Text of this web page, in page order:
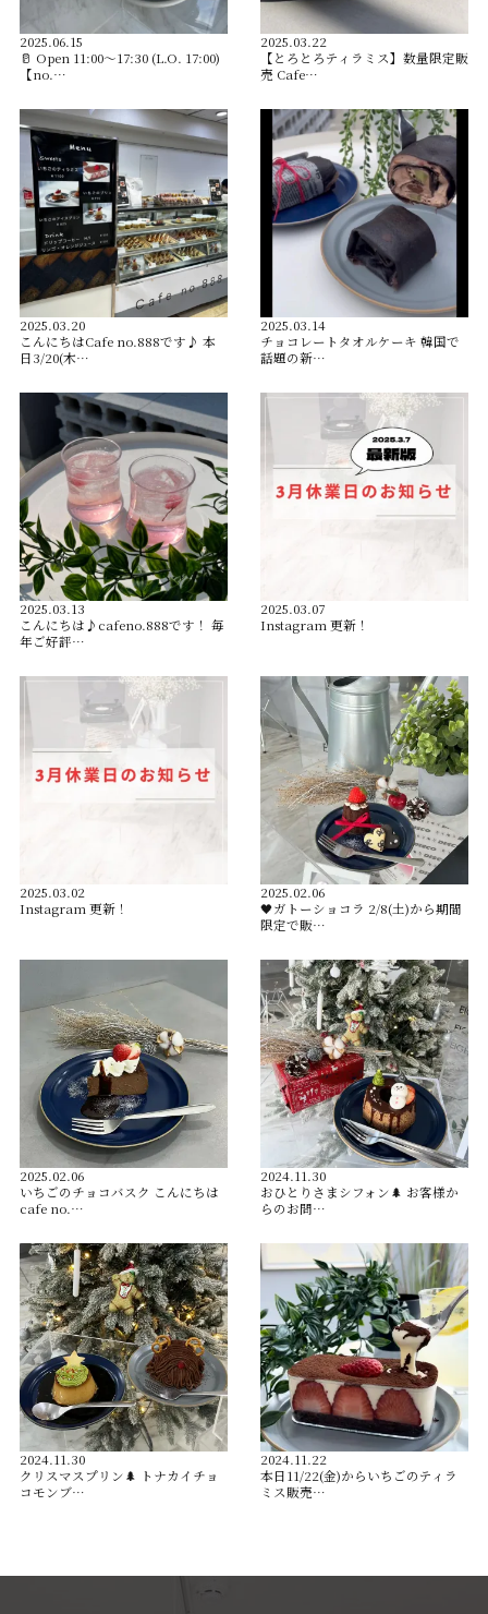
2025.06.15
🥛 Open︎ 11:00〜17:30 (L.O. 17:00)
【no.…
2025.03.22
【とろとろティラミス】数量限定販
売 Cafe…
2025.03.20
こんにちはCafe no.888です♪ 本
日3/20(木…
2025.03.14
チョコレートタオルケーキ 韓国で
話題の新…
2025.03.13
こんにちは♪cafeno.888です！ 毎
年ご好評…
2025.03.07
Instagram 更新！
2025.03.02
Instagram 更新！
2025.02.06
🖤ガトーショコラ 2/8(土)から期間
限定で販…
2025.02.06
いちごのチョコバスク こんにちは
cafe no.…
2024.11.30
おひとりさまシフォン🌲 お客様か
らのお問…
2024.11.30
クリスマスプリン🌲 トナカイチョ
コモンブ…
2024.11.22
本日11/22(金)からいちごのティラ
ミス販売…